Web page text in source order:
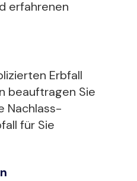
erfahrenen
Erbfall
beauftragen Sie
Nachlass-
für Sie